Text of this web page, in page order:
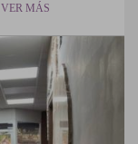
VER MÁS